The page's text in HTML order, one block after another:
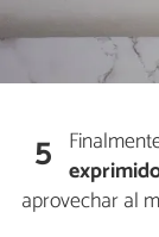
5
aprovechar al